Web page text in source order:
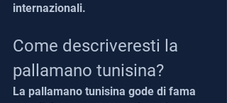
internazionali.
Come descriveresti la
pallamano tunisina?
La pallamano tunisina gode di fama